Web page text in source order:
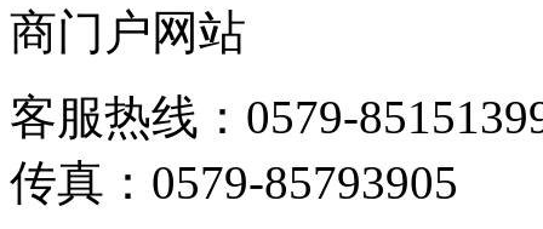
商门户网站
客服热线：0579-
传真：0579-85793905